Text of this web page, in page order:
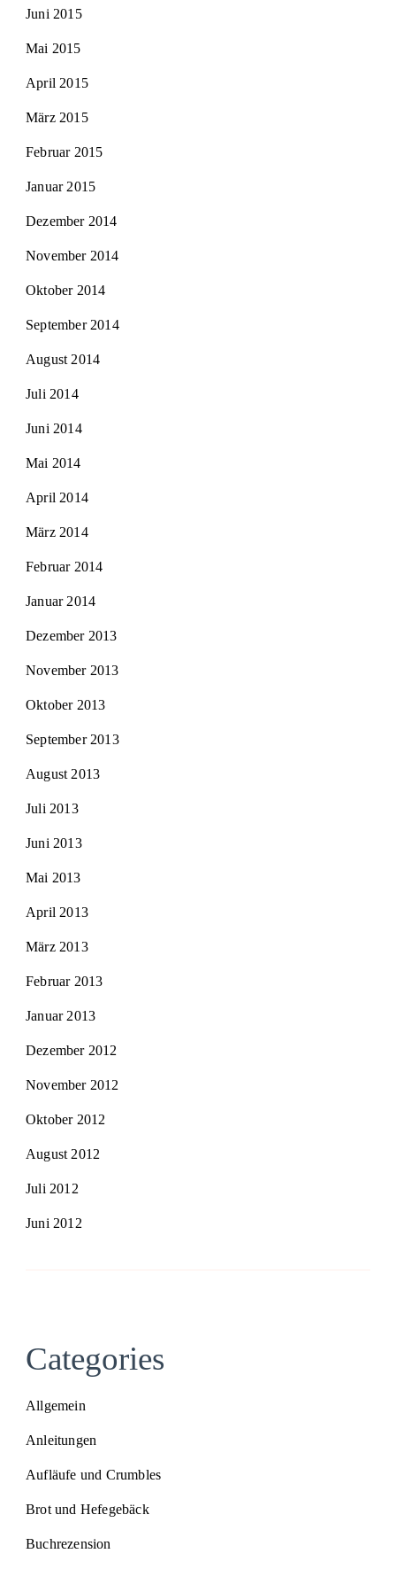
Juni 2015
Mai 2015
April 2015
März 2015
Februar 2015
Januar 2015
Dezember 2014
November 2014
Oktober 2014
September 2014
August 2014
Juli 2014
Juni 2014
Mai 2014
April 2014
März 2014
Februar 2014
Januar 2014
Dezember 2013
November 2013
Oktober 2013
September 2013
August 2013
Juli 2013
Juni 2013
Mai 2013
April 2013
März 2013
Februar 2013
Januar 2013
Dezember 2012
November 2012
Oktober 2012
August 2012
Juli 2012
Juni 2012
Categories
Allgemein
Anleitungen
Aufläufe und Crumbles
Brot und Hefegebäck
Buchrezension